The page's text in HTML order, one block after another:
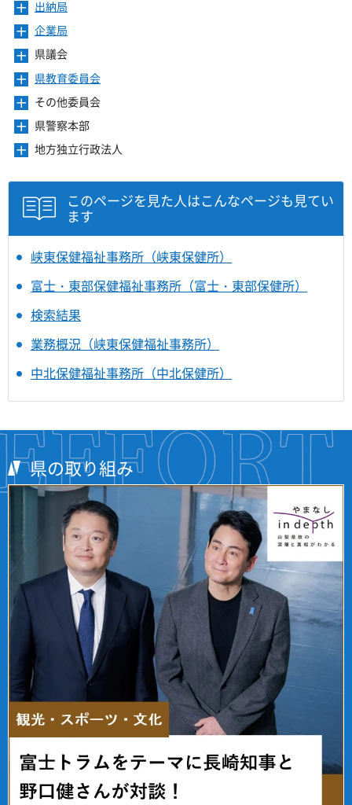
す
ま
す
開
き
ま
す
ー
を
開
き
ま
す
ュ
ー
を
開
き
ま
す
メ
ニ
ュ
ー
を
開
き
ま
す
出納局
メ
ニ
ュ
ー
を
開
き
ま
す
企業局
メ
ニ
ュ
ー
を
開
き
ま
県議会
メ
ニ
ュ
ー
を
開
ま
す
県教育委員会
メ
ニ
ュ
ー
を
開
す
その他委員会
メ
ニ
ュ
を
開
き
県警察本部
メ
ュ
ー
き
ま
地方独立行政法人
このページを見た人はこんなページも見てい
ます
峡東保健福祉事務所（峡東保健所）
富士・東部保健福祉事務所（富士・東部保健所）
検索結果
業務概況（峡東保健福祉事務所）
中北保健福祉事務所（中北保健所）
県の取り組み